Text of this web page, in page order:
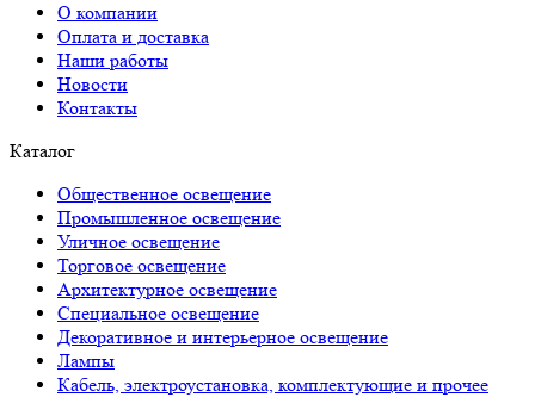
О компании
Оплата и доставка
Наши работы
Новости
Контакты
Каталог
Общественное освещение
Промышленное освещение
Уличное освещение
Торговое освещение
Архитектурное освещение
Специальное освещение
Декоративное и интерьерное освещение
Лампы
Кабель, электроустановка, комплектующие и прочее